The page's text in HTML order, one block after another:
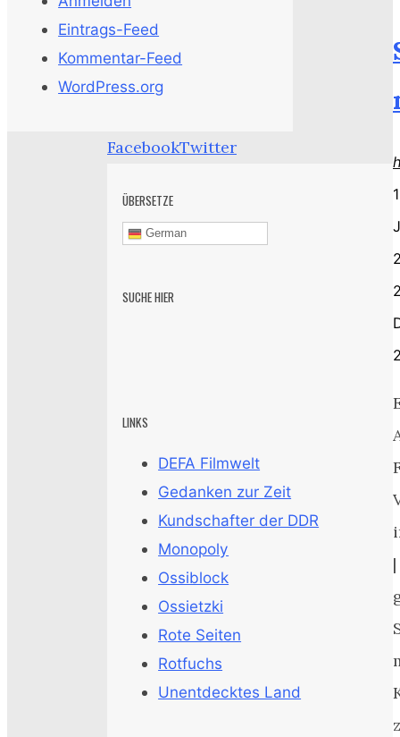
|
Eintrags-Feed
Kommentar-Feed
WordPress.org
FacebookTwitter
ÜBERSETZE
German
SUCHE HIER
LINKS
DEFA Filmwelt
Gedanken zur Zeit
Kundschafter der DDR
Monopoly
Ossiblock
Ossietzki
Rote Seiten
Rotfuchs
Unentdecktes Land